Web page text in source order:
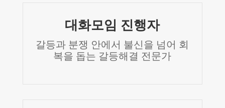
대화모임 진행자
갈등과 분쟁 안에서 불신을 넘어 회
복을 돕는 갈등해결 전문가